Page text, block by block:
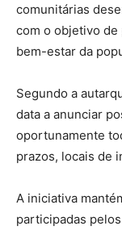
comunitárias
com o objetivo
bem-estar da
Segundo a
data a anunciar
oportunamente
prazos, locais de
A iniciativa
participadas